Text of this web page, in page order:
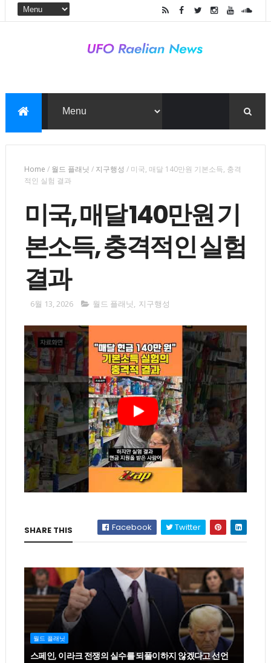
Home / 월드 플래닛 / 지구행성 / 미국, 매달 140만원 기본소득, 충격
적인 실험 결과
미국, 매달 140만원 기
본소득, 충격적인 실험
결과
6월 13, 2026 월드 플래닛, 지구행성
SHARE THIS Facebook Twitter
월드 플래닛
스페인, 이라크 전쟁의 실수를 되풀이하지 않겠다고 선언